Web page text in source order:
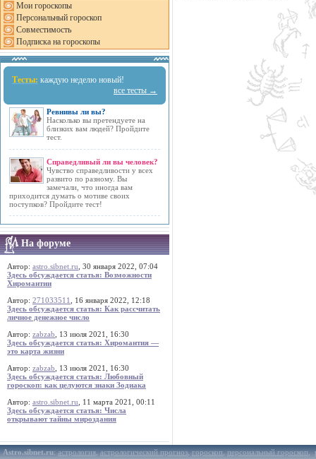
Мои гороскопы
Персональный гороскоп
Совместимость
Подписка на гороскопы
Тесты: каждую неделю новый!
все тесты →
Ревнивы ли вы?
Насколько вы претендуете на
близких вам людей? Пройдите
тест.
Справедливый ли вы человек?
Чувство справедливости у всех
развито по разному. Вы
замечали, что иногда вам
приходится думать о мотиве своих
поступков? Пройдите тест!
На форуме
Автор: astro.sibnet.ru , 30 января 2022, 07:04
Здесь обсуждается статья: Возможности
Хиромантии
Автор: 271033511
, 16 января 2022, 12:18
Здесь обсуждается статья: Как рассчитать
личное денежное число
Автор: zabzab , 13 июля 2021, 16:30
Здесь обсуждается статья: Хиромантия —
это карта жизни
Автор: zabzab , 13 июля 2021, 16:30
Здесь обсуждается статья: Любовный
гороскоп: как целуются знаки Зодиака
Автор: astro.sibnet.ru , 11 марта 2021, 00:11
Здесь обсуждается статья: Числа
открывают тайны мироздания
Astro.sibnet.ru:астрология,астрологический прогноз,гороскоп,персональный гороскоп,